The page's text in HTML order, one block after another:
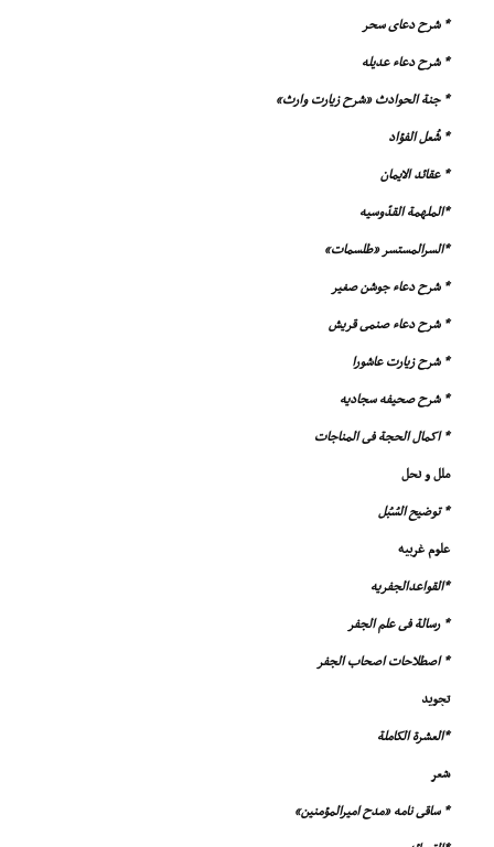
* شرح دعاى سحر
* شرح دعاء عدیله
* جنة الحوادث «شرح زیارت وارث»
* شُعل الفؤاد
* عقائد الایمان
*الملهمة القدّوسیه
*السرالمستسر «طلسمات»
* شرح دعاء جوشن صغیر
* شرح دعاء صنمى قریش
* شرح زیارت عاشورا
* شرح صحیفه سجادیه
* اکمال الحجة فى المناجات
ملل و نحل
* توضیح السُبُل
علوم غربیه
*القواعدالجفریه
* رسالة فى علم الجفر
* اصطلاحات اصحاب الجفر
تجوید
*العشرة الکاملة
شعر
* ساقى نامه «مدح امیرالمؤمنین»